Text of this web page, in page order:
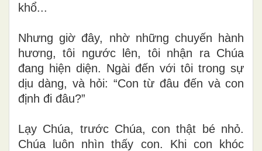
khổ...
Nhưng giờ đây, nhờ những chuyến hành
hương, tôi ngước lên, tôi nhận ra Chúa
đang hiện diện. Ngài đến với tôi trong sự
dịu dàng, và hỏi: “Con từ đâu đến và con
định đi đâu?”
Lạy Chúa, trước Chúa, con thật bé nhỏ.
Chúa luôn nhìn thấy con. Khi con khóc